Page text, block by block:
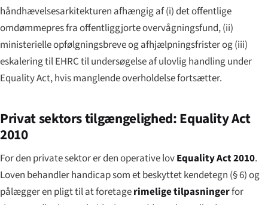
håndhævelsesarkitekturen afhængig af (i) det offentlige
omdømmepres fra offentliggjorte overvågningsfund, (ii)
ministerielle opfølgningsbreve og afhjælpningsfrister og (iii)
eskalering til EHRC til undersøgelse af ulovlig handling under
Equality Act, hvis manglende overholdelse fortsætter.
Privat sektors tilgængelighed: Equality Act
2010
For den private sektor er den operative lovEquality Act 2010.
Loven behandler handicap som et beskyttet kendetegn (§ 6) og
pålægger en pligt til at foretagerimelige tilpasningerfor